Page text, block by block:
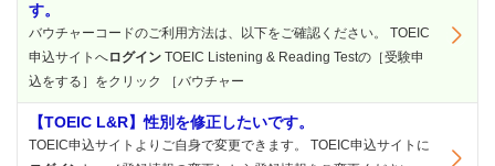
す。
バウチャーコードのご利用方法は、以下をご確認ください。 TOEIC
申込サイトへログイン TOEIC Listening & Reading Testの［受験申
込をする］をクリック ［バウチャー
【TOEIC L&R】性別を修正したいです。
TOEIC申込サイトよりご自身で変更できます。 TOEIC申込サイトに